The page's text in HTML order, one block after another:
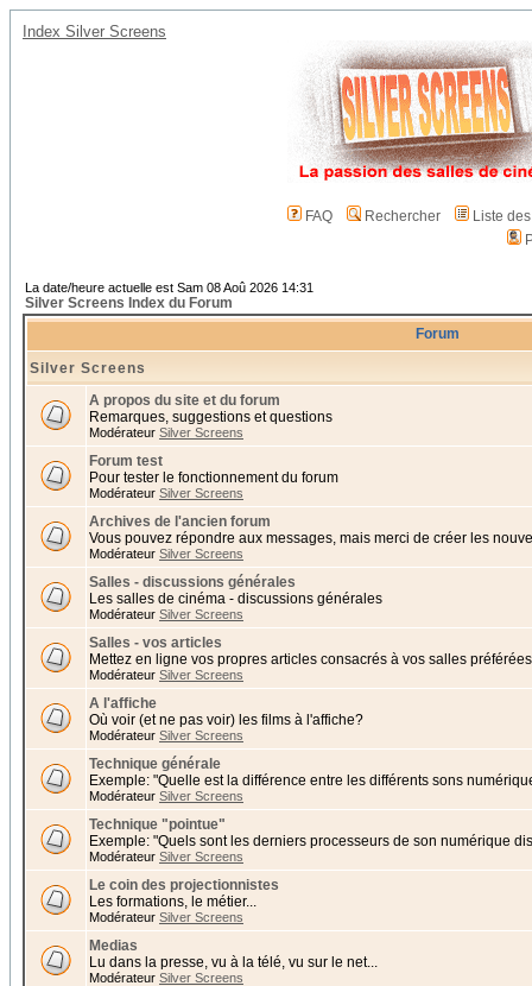
Index Silver Screens
FAQ Rechercher
Liste
La date/heure actuelle est Sam 08 Aoû 2026 14:31
Silver Screens Index du Forum
Forum
Silver Screens
A propos du site et du forum
Remarques, suggestions et questions
Modérateur Silver Screens
Forum test
Pour tester le fonctionnement du forum
Modérateur Silver Screens
Archives de l'ancien forum
Vous pouvez répondre aux messages, mais merci de créer les
Modérateur Silver Screens
Salles - discussions générales
Les salles de cinéma - discussions générales
Modérateur Silver Screens
Salles - vos articles
Mettez en ligne vos propres articles consacrés à vos salles
Modérateur Silver Screens
A l'affiche
Où voir (et ne pas voir) les films à l'affiche?
Modérateur Silver Screens
Technique générale
Exemple: "Quelle est la différence entre les différents sons
Modérateur Silver Screens
Technique "pointue"
Exemple: "Quels sont les derniers processeurs de son numérique
Modérateur Silver Screens
Le coin des projectionnistes
Les formations, le métier...
Modérateur Silver Screens
Medias
Lu dans la presse, vu à la télé, vu sur le net...
Modérateur Silver Screens